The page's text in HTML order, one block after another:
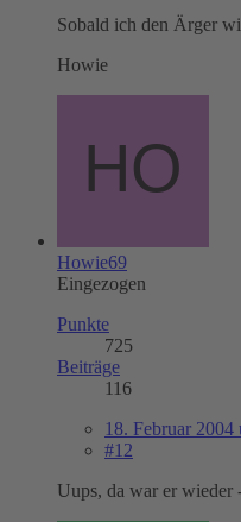
Sobald ich den Ärger
Howie
Howie69
Eingezogen
Punkte
725
Beiträge
116
18. Februar 2004
#12
Uups, da war er wieder